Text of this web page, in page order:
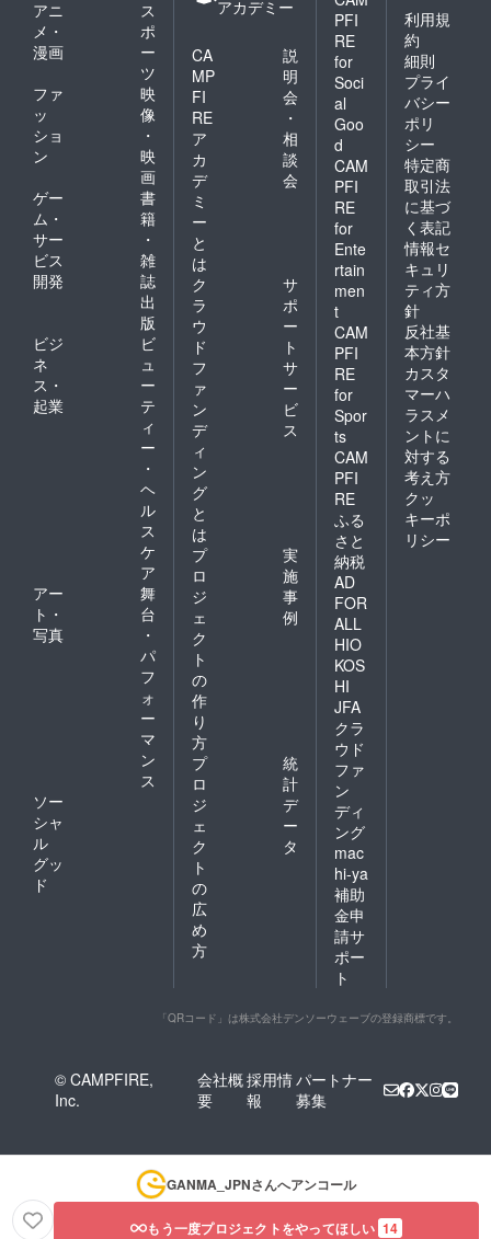
アニ
メ・
漫画
ス
ポ
ー
ツ
ファ
ッ
ショ
ン
映
像
・
映
画
ゲー
ム・
サー
ビス
開発
書
籍
・
雑
誌
出
版
ビジ
ネ
ス・
起業
ビ
ュ
ー
テ
ィ
ー
・
ヘ
ル
ス
ケ
ア
アー
ト・
写真
舞
台
・
パ
フ
ォ
ー
マ
ン
ス
ソー
シャ
ル
グッ
ド
アカデミー
CA
MP
FI
RE
ア
カ
デ
ミ
ー
と
は
説
明
会
・
相
談
会
ク
ラ
ウ
ド
フ
ァ
ン
デ
ィ
ン
グ
と
は
サ
ポ
ー
ト
サ
ー
ビ
ス
プ
ロ
ジ
ェ
ク
ト
の
作
り
方
実
施
事
例
プ
ロ
ジ
ェ
ク
ト
の
広
め
方
統
計
デ
ー
タ
PFI
RE
for
Soci
al
Goo
d
CAM
PFI
RE
for
Ente
rtain
men
t
CAM
PFI
RE
for
Spor
ts
CAM
PFI
RE
ふる
さと
納税
AD
FOR
ALL
HIO
KOS
HI
JFA
クラ
ウド
ファ
ン
ディ
ング
mac
hi-ya
補助
金申
請サ
ポー
ト
利用規
約
細則
プライ
バシー
ポリ
シー
特定商
取引法
に基づ
く表記
情報セ
キュリ
ティ方
針
反社基
本方針
カスタ
マーハ
ラスメ
ントに
対する
考え方
クッ
キーポ
リシー
「QRコード」は株式会社デンソーウェーブの登録商標です。
© CAMPFIRE,
Inc.
会社概
要
採用情
報
パートナー
募集
GANMA_JPNさんへアンコール
もう一度プロジェクトをやってほしい 14